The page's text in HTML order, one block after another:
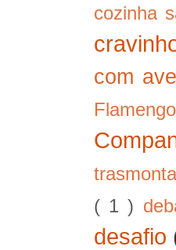
cozinha
com
( 1 )
desafio